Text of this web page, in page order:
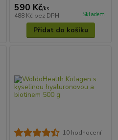
590 Kč/ks
488 Kč bez DPH Skladem
Přidat do košíku
10 hodnocení